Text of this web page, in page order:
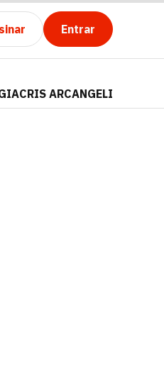
Entrar
CRIS ARCANGELI